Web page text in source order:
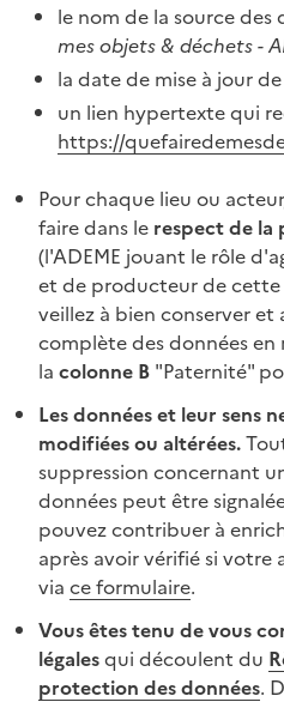
le nom de la source des
mes objets & déchets -
la date de mise à jour
un lien hypertexte qui
https://
Pour chaque lieu ou
faire dans le respect de la
(l'ADEME jouant le rôle
et de producteur de cette
veillez à bien conserver et
complète des données
la colonne B "Paternité"
Les données et leur sens
modifiées ou altérées.
suppression concernant
données peut être
pouvez contribuer à
après avoir vérifié si votre
via ce formulaire.
Vous êtes tenu de vous
légalesqui découlent du
protection des données.